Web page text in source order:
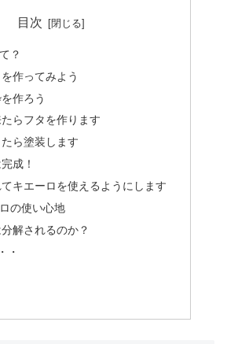
目次
？
作ってみよう
作ろう
らフタを作ります
ら塗装します
成！
キエーロを使えるようにします
の使い心地
解されるのか？
・